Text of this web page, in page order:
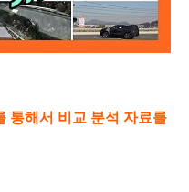
통해서 비교 분석 자료를